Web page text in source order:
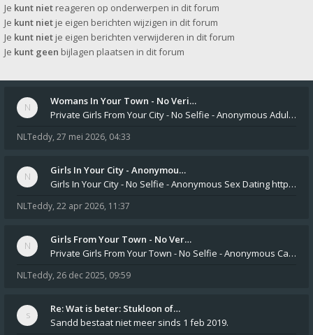
Je kunt niet reageren op onderwerpen in dit forum
Je kunt niet je eigen berichten wijzigen in dit forum
Je kunt niet je eigen berichten verwijderen in dit forum
Je kunt geen bijlagen plaatsen in dit forum
Womans In Your Town - No Veri…
Private Girls From Your City - No Selfie - Anonymous Adult Dating https://privatedates.live Private Girls In Your
NLTeddy, 27 mei 2026, 04:33
Girls In Your City - Anonymou…
Girls In Your City - No Selfie - Anonymous Sex Dating https://SecretPrivat.com Womens In Your Town - Anonymous S
NLTeddy, 22 apr 2026, 11:37
Girls From Your Town - No Ver…
Private Girls From Your Town - No Selfie - Anonymous Casual Dating https://PrivateLadyEscorts.com Private Lady In
NLTeddy, 26 dec 2025, 09:59
Re: Wat is beter: Stukloon of…
Sandd bestaat niet meer sinds 1 feb 2019.